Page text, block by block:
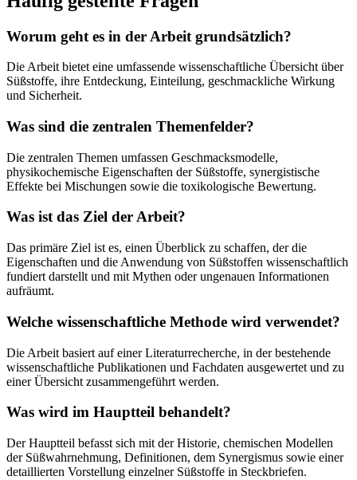
Worum geht es in der Arbeit grundsätzlich?
Die Arbeit bietet eine umfassende wissenschaftliche Übersicht über
Süßstoffe, ihre Entdeckung, Einteilung, geschmackliche Wirkung
und Sicherheit.
Was sind die zentralen Themenfelder?
Die zentralen Themen umfassen Geschmacksmodelle,
physikochemische Eigenschaften der Süßstoffe, synergistische
Effekte bei Mischungen sowie die toxikologische Bewertung.
Was ist das Ziel der Arbeit?
Das primäre Ziel ist es, einen Überblick zu schaffen, der die
Eigenschaften und die Anwendung von Süßstoffen wissenschaftlich
fundiert darstellt und mit Mythen oder ungenauen Informationen
aufräumt.
Welche wissenschaftliche Methode wird verwendet?
Die Arbeit basiert auf einer Literaturrecherche, in der bestehende
wissenschaftliche Publikationen und Fachdaten ausgewertet und zu
einer Übersicht zusammengeführt werden.
Was wird im Hauptteil behandelt?
Der Hauptteil befasst sich mit der Historie, chemischen Modellen
der Süßwahrnehmung, Definitionen, dem Synergismus sowie einer
detaillierten Vorstellung einzelner Süßstoffe in Steckbriefen.